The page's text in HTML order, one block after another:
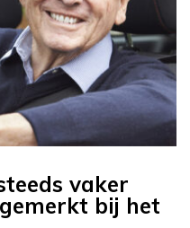
vaker
bij het